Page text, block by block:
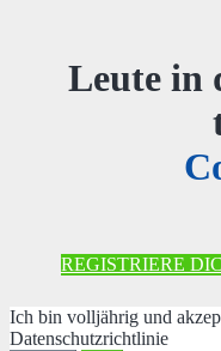
Leute in
REGISTRIERE
Ich bin volljährig und
Datenschutzrichtlinie